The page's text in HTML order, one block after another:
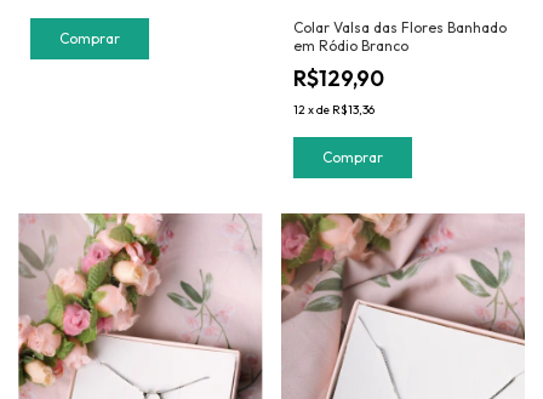
Colar Valsa das Flores Banhado
em Ródio Branco
R$129,90
12xde R$13,36